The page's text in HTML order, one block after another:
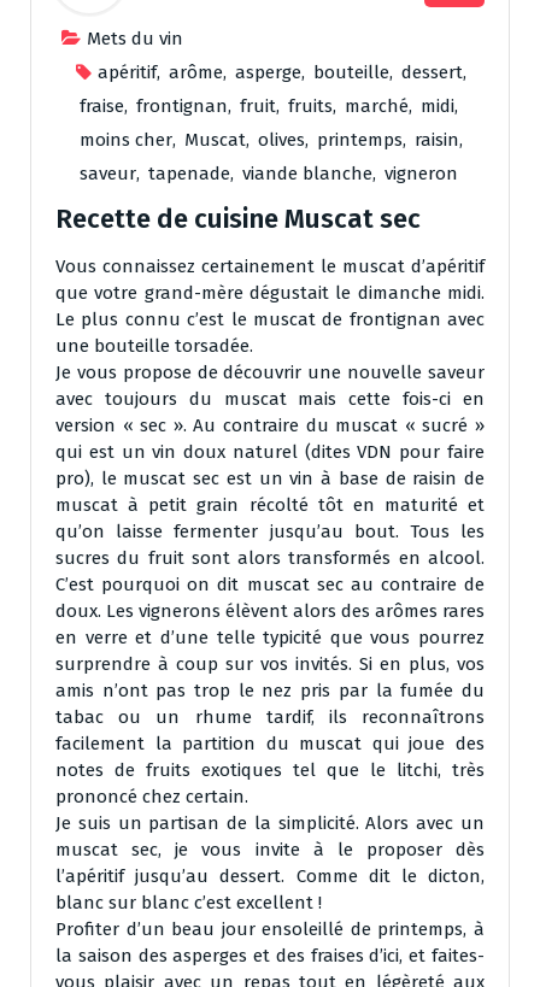
Mets du vin
apéritif, arôme, asperge, bouteille, dessert,
fraise, frontignan, fruit, fruits, marché, midi,
moins cher, Muscat, olives, printemps, raisin,
saveur, tapenade, viande blanche, vigneron
Recette de cuisine Muscat sec
Vous connaissez certainement le muscat d’apéritif
que votre grand-mère dégustait le dimanche midi.
Le plus connu c’est le muscat de frontignan avec
une bouteille torsadée.
Je vous propose de découvrir une nouvelle saveur
avec toujours du muscat mais cette fois-ci en
version « sec ». Au contraire du muscat « sucré »
qui est un vin doux naturel (dites VDN pour faire
pro), le muscat sec est un vin à base de raisin de
muscat à petit grain récolté tôt en maturité et
qu’on laisse fermenter jusqu’au bout. Tous les
sucres du fruit sont alors transformés en alcool.
C’est pourquoi on dit muscat sec au contraire de
doux. Les vignerons élèvent alors des arômes rares
en verre et d’une telle typicité que vous pourrez
surprendre à coup sur vos invités. Si en plus, vos
amis n’ont pas trop le nez pris par la fumée du
tabac ou un rhume tardif, ils reconnaîtrons
facilement la partition du muscat qui joue des
notes de fruits exotiques tel que le litchi, très
prononcé chez certain.
Je suis un partisan de la simplicité. Alors avec un
muscat sec, je vous invite à le proposer dès
l’apéritif jusqu’au dessert. Comme dit le dicton,
blanc sur blanc c’est excellent !
Profiter d’un beau jour ensoleillé de printemps, à
la saison des asperges et des fraises d’ici, et faites-
vous plaisir avec un repas tout en légèreté aux